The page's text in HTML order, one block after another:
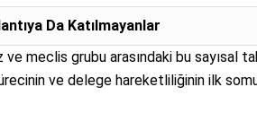
Da Katılmayanlar
ve meclis grubu arasındaki bu sayısal
ve delege hareketliliğinin ilk